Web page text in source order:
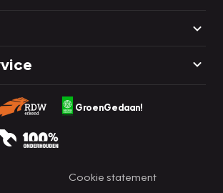
GroenGedaan!
Cookie statement